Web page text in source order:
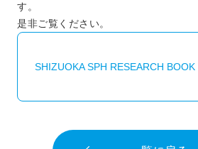
す。
是非ご覧ください。
SHIZUOKA SPH RESEARCH BOOK